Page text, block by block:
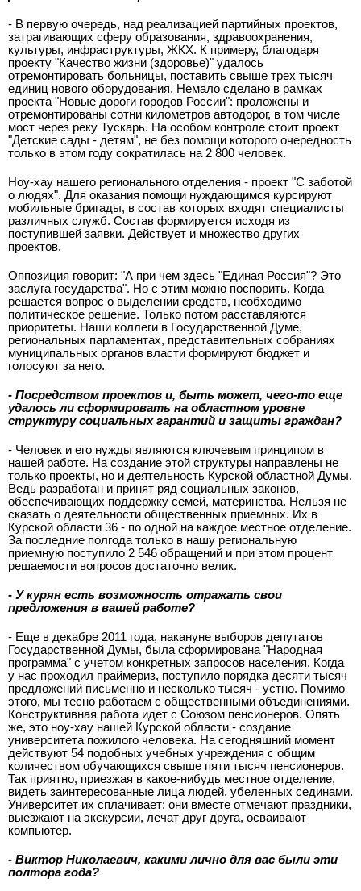
- В первую очередь, над реализацией партийных проектов,
затрагивающих сферу образования, здравоохранения,
культуры, инфраструктуры, ЖКХ. К примеру, благодаря
проекту "Качество жизни (здоровье)" удалось
отремонтировать больницы, поставить свыше трех тысяч
единиц нового оборудования. Немало сделано в рамках
проекта "Новые дороги городов России": проложены и
отремонтированы сотни километров автодорог, в том числе
мост через реку Тускарь. На особом контроле стоит проект
"Детские сады - детям", не без помощи которого очередность
только в этом году сократилась на 2 800 человек.
Ноу-хау нашего регионального отделения - проект "С заботой
о людях". Для оказания помощи нуждающимся курсируют
мобильные бригады, в состав которых входят специалисты
различных служб. Состав формируется исходя из
поступившей заявки. Действует и множество других
проектов.
Оппозиция говорит: "А при чем здесь "Единая Россия"? Это
заслуга государства". Но с этим можно поспорить. Когда
решается вопрос о выделении средств, необходимо
политическое решение. Только потом расставляются
приоритеты. Наши коллеги в Государственной Думе,
региональных парламентах, представительных собраниях
муниципальных органов власти формируют бюджет и
голосуют за него.
- Посредством проектов и, быть может, чего-то еще
удалось ли сформировать на областном уровне
структуру социальных гарантий и защиты граждан?
- Человек и его нужды являются ключевым принципом в
нашей работе. На создание этой структуры направлены не
только проекты, но и деятельность Курской областной Думы.
Ведь разработан и принят ряд социальных законов,
обеспечивающих поддержку семей, материнства. Нельзя не
сказать о деятельности общественных приемных. Их в
Курской области 36 - по одной на каждое местное отделение.
За последние полгода только в нашу региональную
приемную поступило 2 546 обращений и при этом процент
решаемости вопросов достаточно велик.
- У курян есть возможность отражать свои
предложения в вашей работе?
- Еще в декабре 2011 года, накануне выборов депутатов
Государственной Думы, была сформирована "Народная
программа" с учетом конкретных запросов населения. Когда
у нас проходил праймериз, поступило порядка десяти тысяч
предложений письменно и несколько тысяч - устно. Помимо
этого, мы тесно работаем с общественными объединениями.
Конструктивная работа идет с Союзом пенсионеров. Опять
же, это ноу-хау нашей Курской области - создание
университета пожилого человека. На сегодняшний момент
действуют 54 подобных учебных учреждения с общим
количеством обучающихся свыше пяти тысяч пенсионеров.
Так приятно, приезжая в какое-нибудь местное отделение,
видеть заинтересованные лица людей, убеленных сединами.
Университет их сплачивает: они вместе отмечают праздники,
выезжают на экскурсии, лечат друг друга, осваивают
компьютер.
- Виктор Николаевич, какими лично для вас были эти
полтора года?